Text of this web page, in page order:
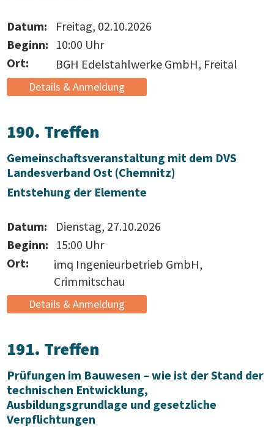
Datum:
Freitag, 02.10.2026
Beginn: 10:00 Uhr
Ort:
BGH Edelstahlwerke GmbH, Freital
Details & Anmeldung
190. Treffen
Gemeinschaftsveranstaltung mit dem DVS
Landesverband Ost (Chemnitz)
Entstehung der Elemente
Datum:
Dienstag, 27.10.2026
Beginn: 15:00 Uhr
Ort:
imq Ingenieurbetrieb GmbH,
Crimmitschau
Details & Anmeldung
191. Treffen
Prüfungen im Bauwesen – wie ist der Stand der
technischen Entwicklung,
Ausbildungsgrundlage und gesetzliche
Verpflichtungen